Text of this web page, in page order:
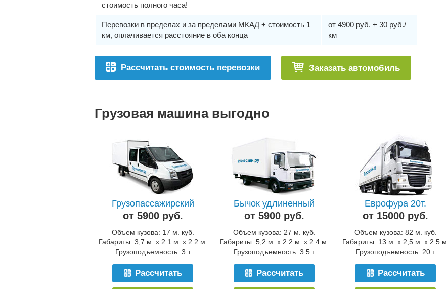
стоимость полного часа!
Перевозки в пределах и за пределами МКАД + стоимость 1
км, оплачивается расстояние в оба конца
от 4900 руб. + 30 руб./
км
Рассчитать стоимость перевозки Заказать автомобиль
Грузовая машина выгодно
Грузопассажирский
от 5900 руб.
Объем кузова: 17 м. куб.
Габариты: 3,7 м. x 2.1 м. x 2.2 м.
Грузоподъемность: 3 т
Рассчитать
Бычок удлиненный
от 5900 руб.
Объем кузова: 27 м. куб.
Габариты: 5,2 м. x 2.2 м. x 2.4 м.
Грузоподъемность: 3.5 т
Рассчитать
Еврофура 20т.
от 15000 руб.
Объем кузова: 82 м. куб.
Габариты: 13 м. x 2,5 м. x 2.5 м.
Грузоподъемность: 20 т
Рассчитать